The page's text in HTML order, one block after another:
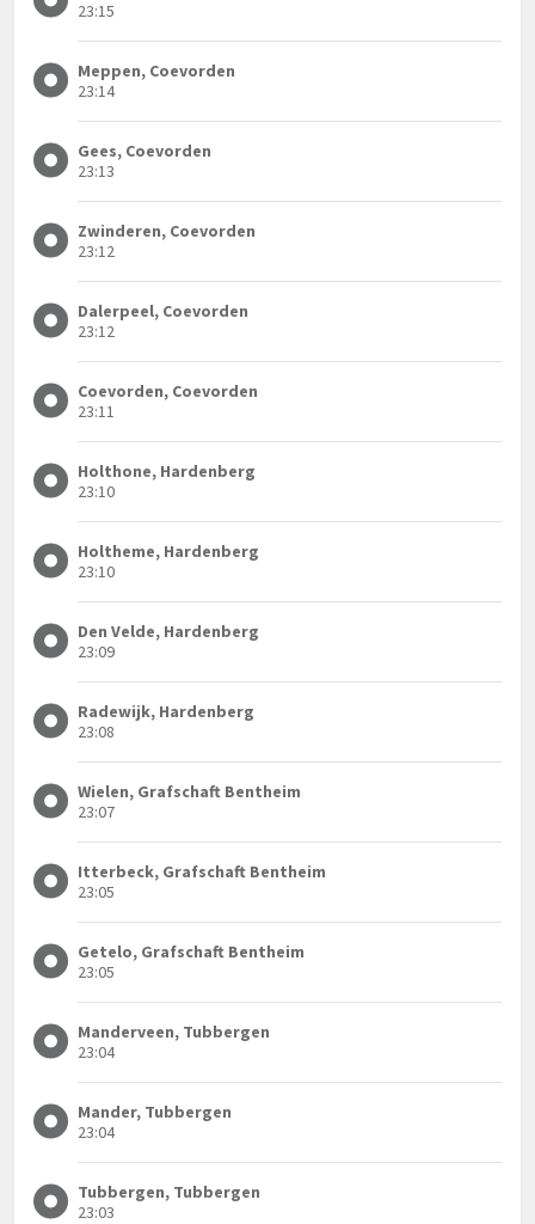
23:15
Meppen, Coevorden
23:14
Gees, Coevorden
23:13
Zwinderen, Coevorden
23:12
Dalerpeel, Coevorden
23:12
Coevorden, Coevorden
23:11
Holthone, Hardenberg
23:10
Holtheme, Hardenberg
23:10
Den Velde, Hardenberg
23:09
Radewijk, Hardenberg
23:08
Wielen, Grafschaft Bentheim
23:07
Itterbeck, Grafschaft Bentheim
23:05
Getelo, Grafschaft Bentheim
23:05
Manderveen, Tubbergen
23:04
Mander, Tubbergen
23:04
Tubbergen, Tubbergen
23:03